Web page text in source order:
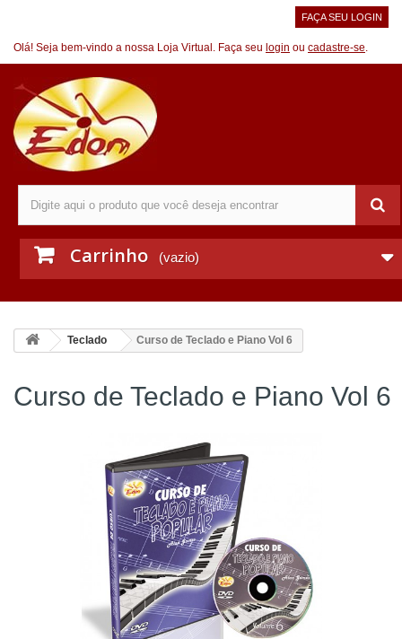
FAÇA SEU LOGIN
Olá! Seja bem-vindo a nossa Loja Virtual. Faça seu login ou cadastre-se.
Carrinho (vazio)
Teclado Curso de Teclado e Piano Vol 6
Curso de Teclado e Piano Vol 6